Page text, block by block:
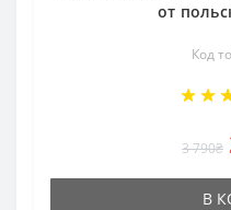
от
Код
3 790₴
В